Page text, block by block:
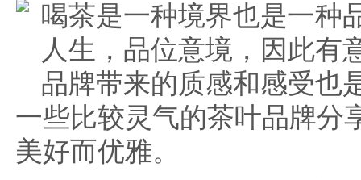
喝茶是一种境界也是一种
人生，品位意境，因此有
品牌带来的质感和感受也
一些比较灵气的茶叶品牌分
美好而优雅。